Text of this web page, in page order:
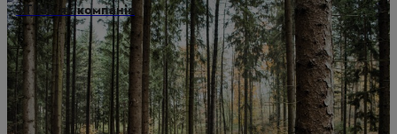
STIHL як компанія